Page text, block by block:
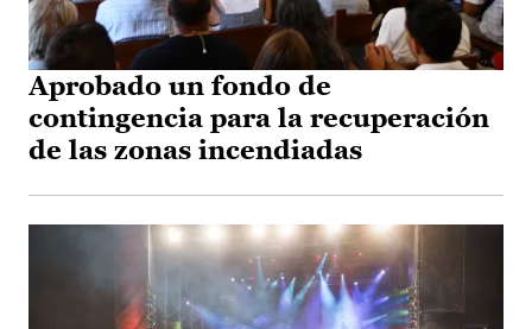
Aprobado un fondo de
contingencia para la recuperación
de las zonas incendiadas